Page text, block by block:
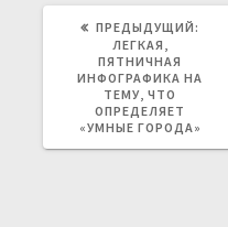
ПРЕДЫДУЩИЙ:
ЛЕГКАЯ,
ПЯТНИЧНАЯ
ИНФОГРАФИКА НА
ТЕМУ, ЧТО
ОПРЕДЕЛЯЕТ
«УМНЫЕ ГОРОДА»